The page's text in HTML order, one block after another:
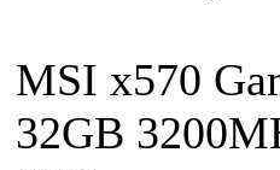
MSI x570
32GB